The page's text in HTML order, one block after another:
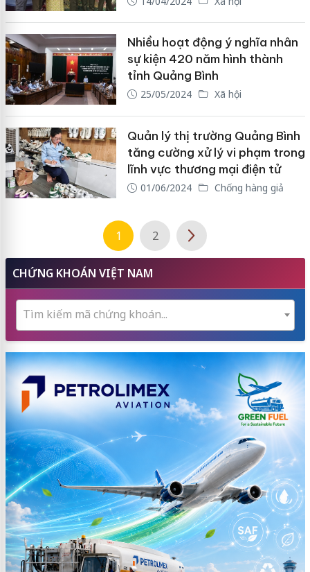
Nhiều hoạt động ý nghĩa nhân
sự kiện 420 năm hình thành
tỉnh Quảng Bình
25/05/2024 Xã hội
Quản lý thị trường Quảng Bình
tăng cường xử lý vi phạm trong
lĩnh vực thương mại điện tử
01/06/2024 Chống hàng giả
1 2
CHỨNG KHOÁN VIỆT NAM
Tìm kiếm mã chứng khoán...